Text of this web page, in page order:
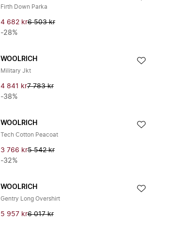
Firth Down Parka
4 682 kr6 503 kr
-28%
WOOLRICH
Military Jkt
4 841 kr7 783 kr
-38%
WOOLRICH
Tech Cotton Peacoat
3 766 kr5 542 kr
-32%
WOOLRICH
Gentry Long Overshirt
5 957 kr6 017 kr